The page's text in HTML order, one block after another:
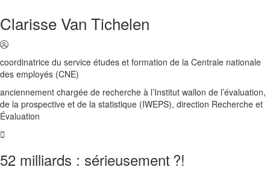
Clarisse Van Tichelen
coordinatrice du service études et formation de la Centrale nationale
des employés (CNE)
anciennement chargée de recherche à l’Institut wallon de l’évaluation,
de la prospective et de la statistique (IWEPS), direction Recherche et
Évaluation
52 milliards : sérieusement ?!